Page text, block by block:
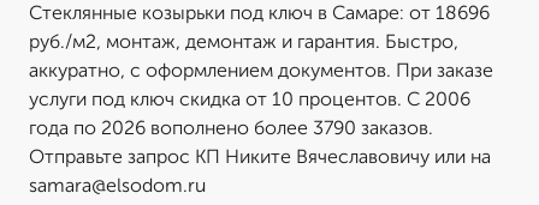
Стеклянные козырьки под ключ в Самаре: от 18696
руб./м2, монтаж, демонтаж и гарантия. Быстро,
аккуратно, с оформлением документов. При заказе
услуги под ключ скидка от 10 процентов. С 2006
года по 2026 вополнено более 3790 заказов.
Отправьте запрос КП Никите Вячеславовичу или на
samara@elsodom.ru